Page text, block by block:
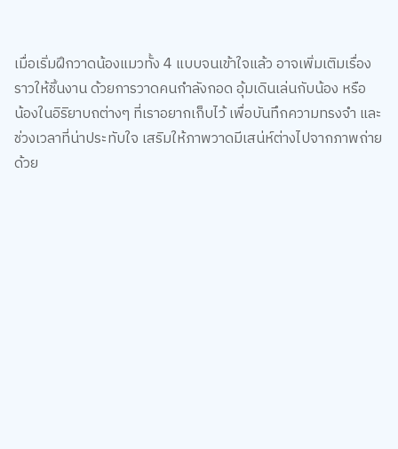
เมื่อเริ่มฝึกวาดน้องแมวทั้ง 4 แบบจนเข้าใจแล้ว อาจเพิ่มเติมเรื่อง
ราวให้ชิ้นงาน ด้วยการวาดคนกำลังกอด อุ้มเดินเล่นกับน้อง หรือ
น้องในอิริยาบถต่างๆ ที่เราอยากเก็บไว้ เพื่อบันทึกความทรงจำ และ
ช่วงเวลาที่น่าประทับใจ เสริมให้ภาพวาดมีเสน่ห์ต่างไปจากภาพถ่าย
ด้วย